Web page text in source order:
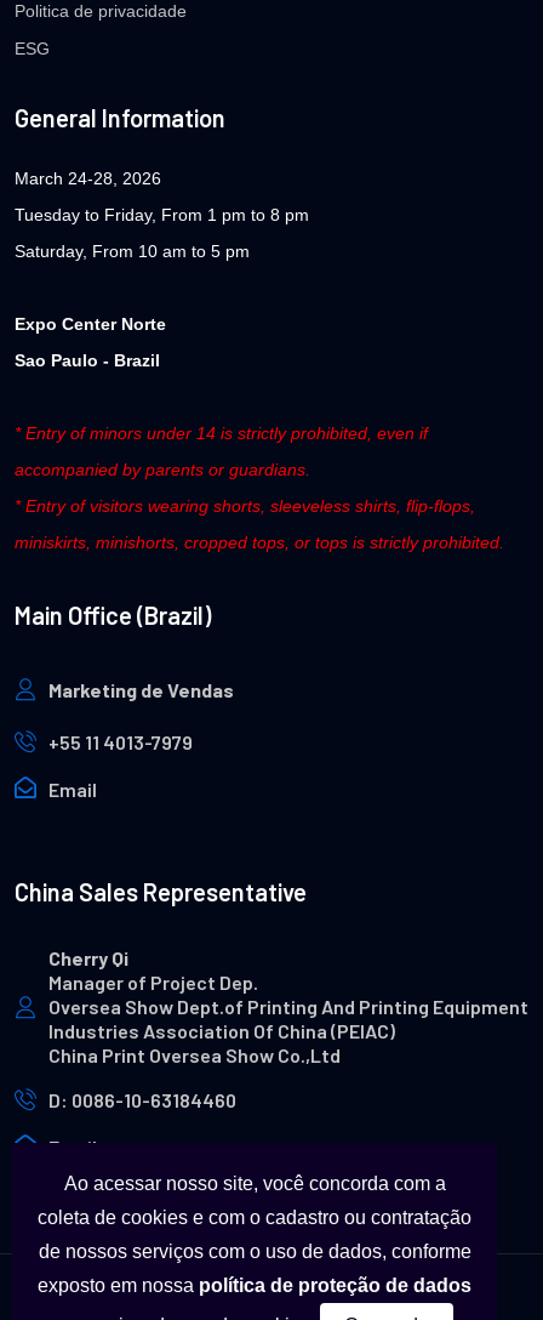
Politica de privacidade
ESG
General Information
March 24-28, 2026
Tuesday to Friday, From 1 pm to 8 pm
Saturday, From 10 am to 5 pm
Expo Center Norte
Sao Paulo - Brazil
* Entry of minors under 14 is strictly prohibited, even if
accompanied by parents or guardians.
* Entry of visitors wearing shorts, sleeveless shirts, flip-flops,
miniskirts, minishorts, cropped tops, or tops is strictly prohibited.
Main Office (Brazil)
Marketing de Vendas
+55 11 4013-7979
Email
China Sales Representative
Cherry Qi
Manager of Project Dep.
Oversea Show Dept.of Printing And Printing Equipment
Industries Association Of China (PEIAC)
China Print Oversea Show Co.,Ltd
D: 0086-10-63184460
Email
© Copyright - Todas as marcas utilizadas neste site são
Ao acessar nosso site, você concorda com a
coleta de cookies e com o cadastro ou contratação
de nossos serviços com o uso de dados, conforme
exposto em nossa política de proteção de dados